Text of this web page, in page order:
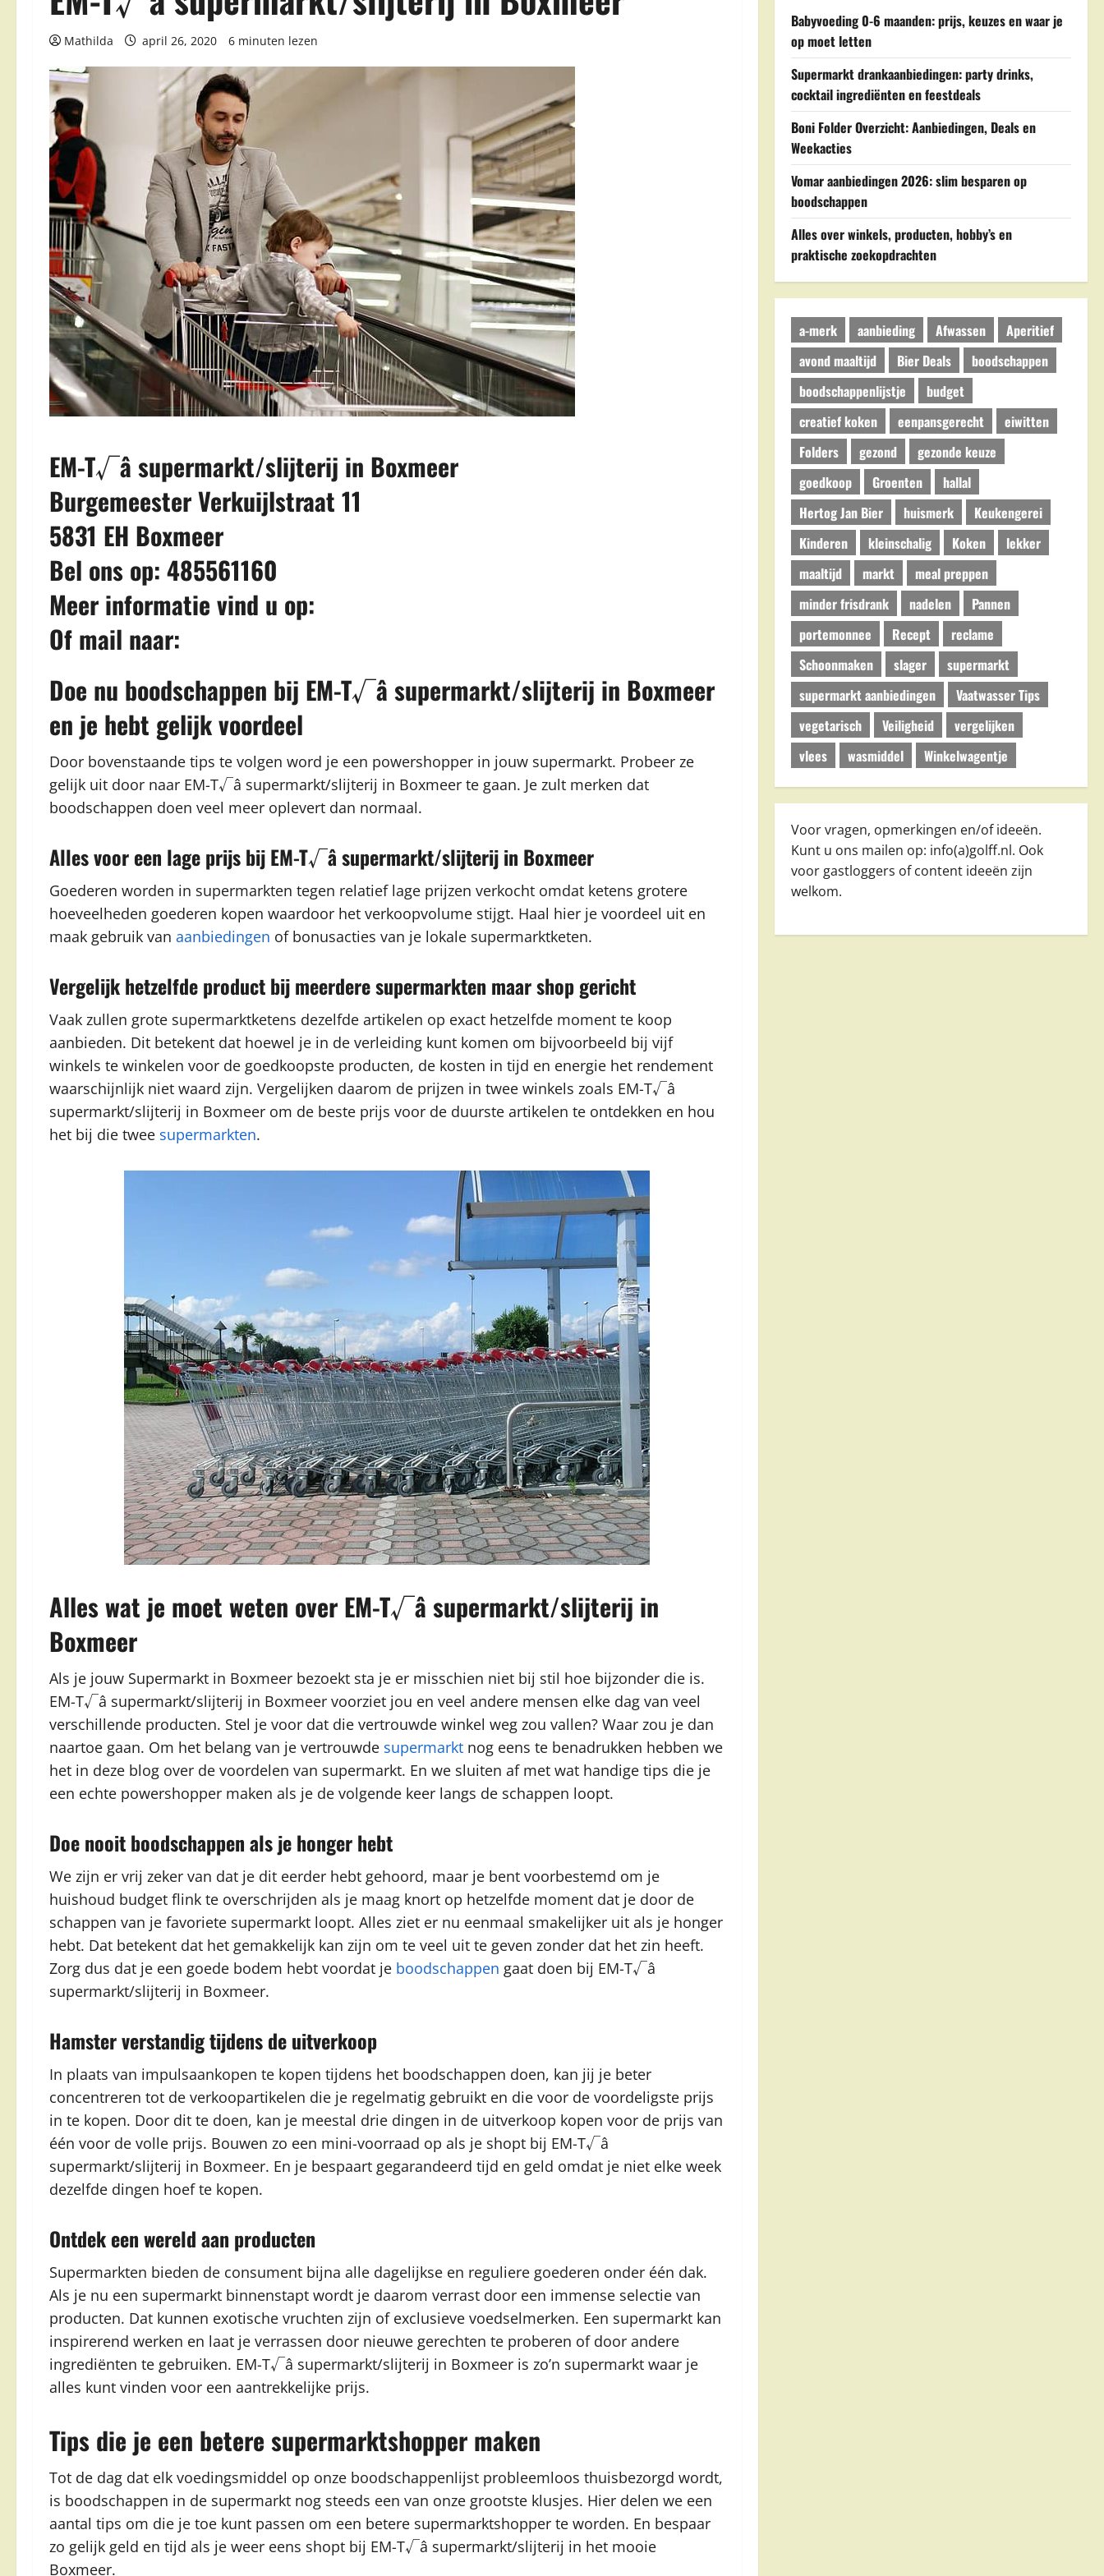
Mathilda april 26, 2020 6 minuten lezen
EM-T√â supermarkt/slijterij in Boxmeer
Burgemeester Verkuijlstraat 11
5831 EH Boxmeer
Bel ons op: 485561160
Meer informatie vind u op:
Of mail naar:
Doe nu boodschappen bij EM-T√â supermarkt/slijterij in Boxmeer
en je hebt gelijk voordeel
Door bovenstaande tips te volgen word je een powershopper in jouw supermarkt. Probeer ze
gelijk uit door naar EM-T√â supermarkt/slijterij in Boxmeer te gaan. Je zult merken dat
boodschappen doen veel meer oplevert dan normaal.
Alles voor een lage prijs bij EM-T√â supermarkt/slijterij in Boxmeer
Goederen worden in supermarkten tegen relatief lage prijzen verkocht omdat ketens grotere
hoeveelheden goederen kopen waardoor het verkoopvolume stijgt. Haal hier je voordeel uit en
maak gebruik van aanbiedingen of bonusacties van je lokale supermarktketen.
Vergelijk hetzelfde product bij meerdere supermarkten maar shop gericht
Vaak zullen grote supermarktketens dezelfde artikelen op exact hetzelfde moment te koop
aanbieden. Dit betekent dat hoewel je in de verleiding kunt komen om bijvoorbeeld bij vijf
winkels te winkelen voor de goedkoopste producten, de kosten in tijd en energie het rendement
waarschijnlijk niet waard zijn. Vergelijken daarom de prijzen in twee winkels zoals EM-T√â
supermarkt/slijterij in Boxmeer om de beste prijs voor de duurste artikelen te ontdekken en hou
het bij die twee supermarkten.
Alles wat je moet weten over EM-T√â supermarkt/slijterij in
Boxmeer
Als je jouw Supermarkt in Boxmeer bezoekt sta je er misschien niet bij stil hoe bijzonder die is.
EM-T√â supermarkt/slijterij in Boxmeer voorziet jou en veel andere mensen elke dag van veel
verschillende producten. Stel je voor dat die vertrouwde winkel weg zou vallen? Waar zou je dan
naartoe gaan. Om het belang van je vertrouwde supermarkt nog eens te benadrukken hebben we
het in deze blog over de voordelen van supermarkt. En we sluiten af met wat handige tips die je
een echte powershopper maken als je de volgende keer langs de schappen loopt.
Doe nooit boodschappen als je honger hebt
We zijn er vrij zeker van dat je dit eerder hebt gehoord, maar je bent voorbestemd om je
huishoud budget flink te overschrijden als je maag knort op hetzelfde moment dat je door de
schappen van je favoriete supermarkt loopt. Alles ziet er nu eenmaal smakelijker uit als je honger
hebt. Dat betekent dat het gemakkelijk kan zijn om te veel uit te geven zonder dat het zin heeft.
Zorg dus dat je een goede bodem hebt voordat je boodschappen gaat doen bij EM-T√â
supermarkt/slijterij in Boxmeer.
Hamster verstandig tijdens de uitverkoop
In plaats van impulsaankopen te kopen tijdens het boodschappen doen, kan jij je beter
concentreren tot de verkoopartikelen die je regelmatig gebruikt en die voor de voordeligste prijs
in te kopen. Door dit te doen, kan je meestal drie dingen in de uitverkoop kopen voor de prijs van
één voor de volle prijs. Bouwen zo een mini-voorraad op als je shopt bij EM-T√â
supermarkt/slijterij in Boxmeer. En je bespaart gegarandeerd tijd en geld omdat je niet elke week
dezelfde dingen hoef te kopen.
Ontdek een wereld aan producten
Supermarkten bieden de consument bijna alle dagelijkse en reguliere goederen onder één dak.
Als je nu een supermarkt binnenstapt wordt je daarom verrast door een immense selectie van
producten. Dat kunnen exotische vruchten zijn of exclusieve voedselmerken. Een supermarkt kan
inspirerend werken en laat je verrassen door nieuwe gerechten te proberen of door andere
ingrediënten te gebruiken. EM-T√â supermarkt/slijterij in Boxmeer is zo’n supermarkt waar je
alles kunt vinden voor een aantrekkelijke prijs.
Tips die je een betere supermarktshopper maken
Tot de dag dat elk voedingsmiddel op onze boodschappenlijst probleemloos thuisbezorgd wordt,
is boodschappen in de supermarkt nog steeds een van onze grootste klusjes. Hier delen we een
aantal tips om die je toe kunt passen om een betere supermarktshopper te worden. En bespaar
zo gelijk geld en tijd als je weer eens shopt bij EM-T√â supermarkt/slijterij in het mooie
Boxmeer.
Babyvoeding 0-6 maanden: prijs, keuzes en waar je
op moet letten
Supermarkt drankaanbiedingen: party drinks,
cocktail ingrediënten en feestdeals
Boni Folder Overzicht: Aanbiedingen, Deals en
Weekacties
Vomar aanbiedingen 2026: slim besparen op
boodschappen
Alles over winkels, producten, hobby’s en
praktische zoekopdrachten
a-merk aanbieding Afwassen
Aperitief
avond maaltijd
Bier Deals
boodschappen
boodschappenlijstje
budget
creatief koken
eenpansgerecht
eiwitten
Folders
gezond
gezonde keuze
goedkoop
Groenten
hallal
Hertog Jan Bier
huismerk
Keukengerei
Kinderen
kleinschalig Koken
lekker
maaltijd
markt
meal preppen
minder frisdrank
nadelen
Pannen
portemonnee
Recept
reclame
Schoonmaken
slager
supermarkt
supermarkt aanbiedingen
Vaatwasser Tips
vegetarisch
Veiligheid
vergelijken
vlees
wasmiddel Winkelwagentje
Voor vragen, opmerkingen en/of ideeën.
Kunt u ons mailen op: info(a)golff.nl. Ook
voor gastloggers of content ideeën zijn
welkom.